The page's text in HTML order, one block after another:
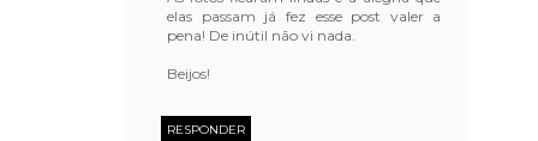
elas passam já fez esse post valer a
pena! De inútil não vi nada.
Beijos!
RESPONDER